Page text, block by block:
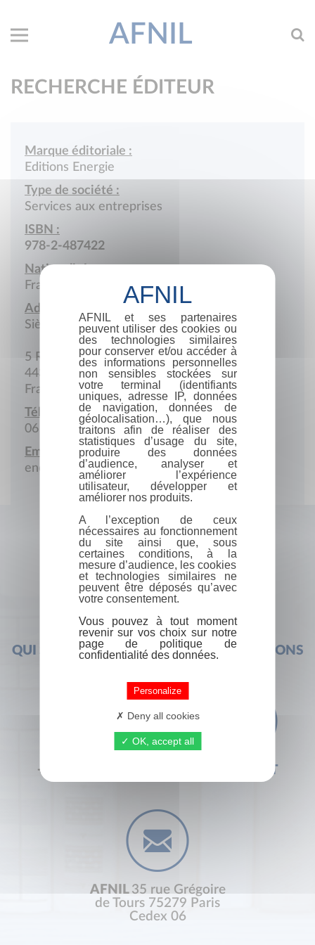
AFNIL
RECHERCHE ÉDITEUR
Marque éditoriale :
Editions Energie
Type de société :
Services aux entreprises
ISBN :
978-2-487422
Nationalité :
France
Adresse :
Siège social
5 Rue des Ajoncs
44350 Guérande
France
Téléphone portable :
06 71 17 42 51
Email :
energie-consulting@orange.fr
QUI SOMMES-NOUS ? FOIRE AUX QUESTIONS
+33 (0) 1 44 41 29 19 CONTACT
AFNIL 35 rue Grégoire
de Tours 75279 Paris
Cedex 06
AFNIL et ses partenaires
peuvent utiliser des cookies ou
des technologies similaires
pour conserver et/ou accéder à
des informations personnelles
non sensibles stockées sur
votre terminal (identifiants
uniques, adresse IP, données
de navigation, données de
géolocalisation…), que nous
traitons afin de réaliser des
statistiques d’usage du site,
produire des données
d’audience, analyser et
améliorer l’expérience
utilisateur, développer et
améliorer nos produits.
A l’exception de ceux
nécessaires au fonctionnement
du site ainsi que, sous
certaines conditions, à la
mesure d’audience, les cookies
et technologies similaires ne
peuvent être déposés qu’avec
votre consentement.
Vous pouvez à tout moment
revenir sur vos choix sur notre
page de politique de
confidentialité des données.
Personalize
Deny all cookies
OK, accept all